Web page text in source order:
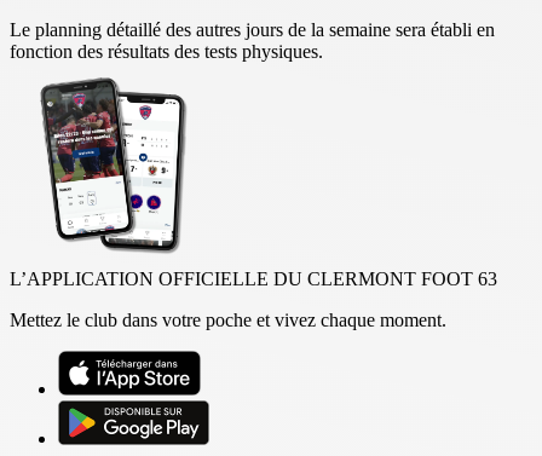
Le planning détaillé des autres jours de la semaine sera établi en
fonction des résultats des tests physiques.
L’APPLICATION OFFICIELLE DU CLERMONT FOOT 63
Mettez le club dans votre poche et vivez chaque moment.